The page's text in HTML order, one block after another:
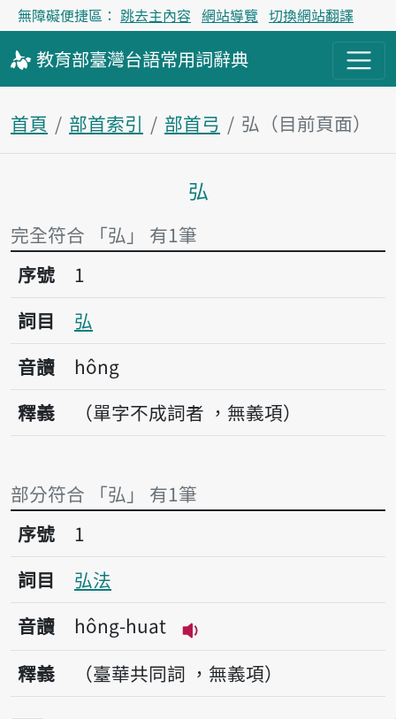
無障礙便捷區： 跳去主內容 網站導覽 切換網站翻譯
教育部臺灣台語常用詞辭典
首頁 部首索引 部首弓 弘（目前頁面）
主內容區塊
弘
完全符合 「弘」 有1筆
序號1弘
序號
1
詞目
弘
音讀
hông
釋義
（單字不成詞者 ，無義項）
部分符合 「弘」 有1筆
序號1弘法
序號
1
詞目
弘法
音讀
hông-huat
播放音讀hông-huat
釋義 （臺華共同詞 ，無義項）